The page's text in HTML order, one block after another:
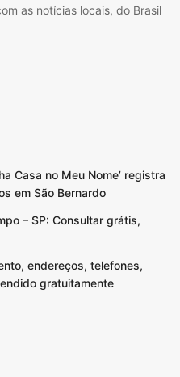
as notícias locais, do Brasil
Casa no Meu Nome’ registra
em São Bernardo
– SP: Consultar grátis,
endereços, telefones,
gratuitamente